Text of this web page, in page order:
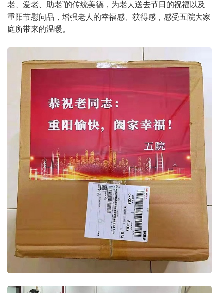
老、爱老、助老”的传统美德，为老人送去节日的祝福以及
重阳节慰问品，增强老人的幸福感、获得感，感受五院大家
庭所带来的温暖。